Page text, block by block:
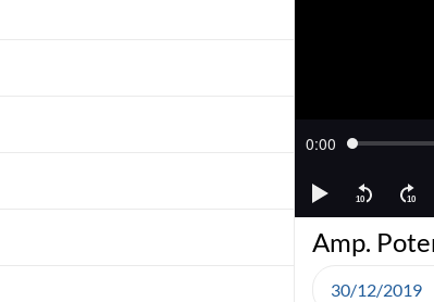
Amp.
30/12/2019